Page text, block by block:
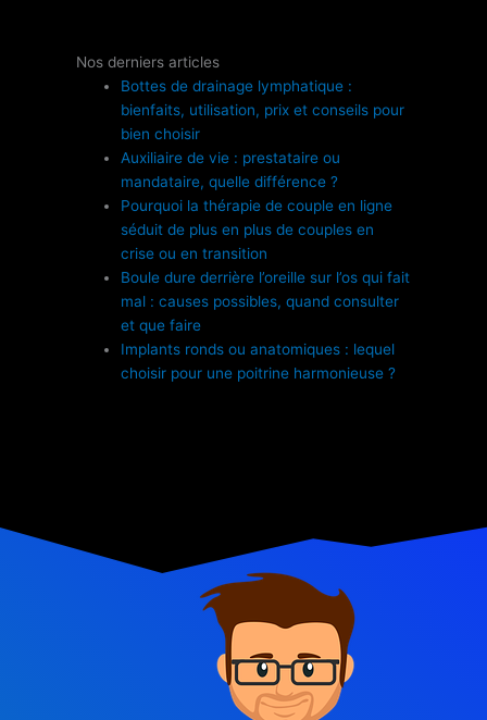
Nos derniers articles
Bottes de drainage lymphatique :
bienfaits, utilisation, prix et conseils pour
bien choisir
Auxiliaire de vie : prestataire ou
mandataire, quelle différence ?
Pourquoi la thérapie de couple en ligne
séduit de plus en plus de couples en
crise ou en transition
Boule dure derrière l’oreille sur l’os qui fait
mal : causes possibles, quand consulter
et que faire
Implants ronds ou anatomiques : lequel
choisir pour une poitrine harmonieuse ?